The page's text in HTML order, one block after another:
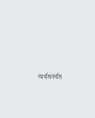
অর্থমনর্থম